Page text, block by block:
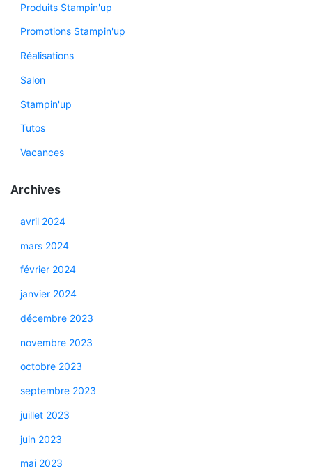
Produits Stampin'up
Promotions Stampin'up
Réalisations
Salon
Stampin'up
Tutos
Vacances
Archives
avril 2024
mars 2024
février 2024
janvier 2024
décembre 2023
novembre 2023
octobre 2023
septembre 2023
juillet 2023
juin 2023
mai 2023